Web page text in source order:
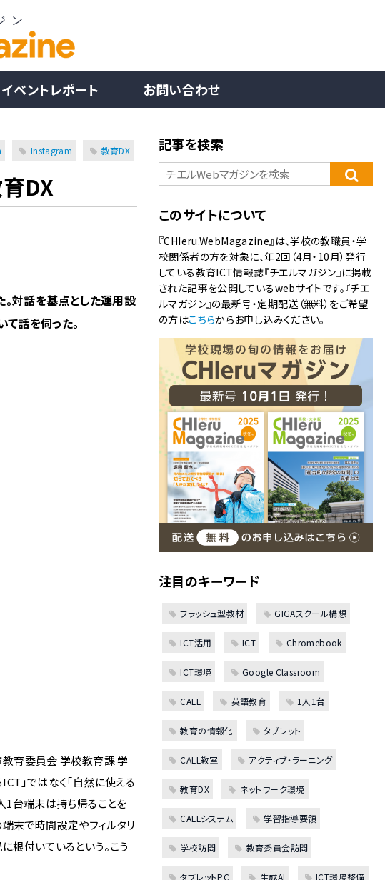
イベントレポート お問い合わせ
Instagram 教育DX
DX
対話を基点とした運用設
話を伺った。
教育委員会 学校教育課 学
」ではなく「自然に使える
1台端末は持ち帰ることを
末で時間設定やフィルタリ
根付いているという。こう
記事を検索
このサイトについて
『CHIeru.WebMagazine』は、学校の教職員・学
校関係者の方を対象に、年2回（4月・10月）発行
している教育ICT情報誌『チエルマガジン』に掲載
された記事を公開しているwebサイトです。『チエ
ルマガジン』の最新号・定期配送（無料）をご希望
の方はこちらからお申し込みください。
注目のキーワード
フラッシュ型教材 GIGAスクール構想
ICT活用 ICT Chromebook
ICT環境 Google Classroom
CALL 英語教育 1人1台
教育の情報化 タブレット
CALL教室 アクティブ・ラーニング
教育DX ネットワーク環境
CALLシステム 学習指導要領
学校訪問 教育委員会訪問
タブレットPC 生成AI ICT環境整備